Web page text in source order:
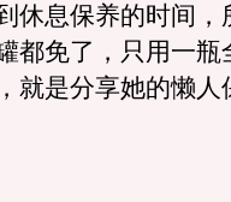
休息保养的时间，
都免了，只用一瓶
就是分享她的懒人